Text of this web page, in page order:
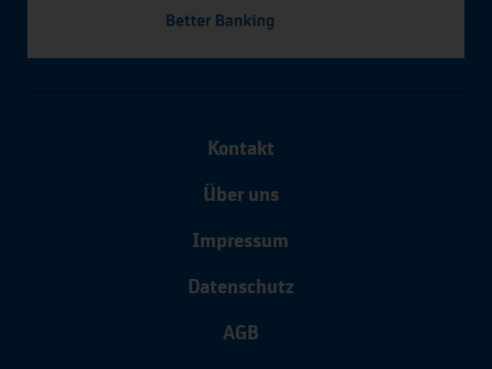
Kontakt
Über uns
Impressum
Datenschutz
AGB